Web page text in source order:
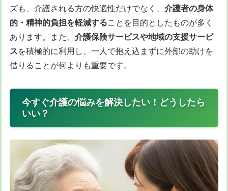
ズも、介護される方の快適性だけでなく、 介護者の身体
的・精神的負担を軽減することを目的としたものが多く
あります。また、 介護保険サービスや地域の支援サービ
スを積極的に利用し、一人で抱え込まずに外部の助けを
借りることが何よりも重要です。
今すぐ介護の悩みを解決したい！どうしたら
いい？